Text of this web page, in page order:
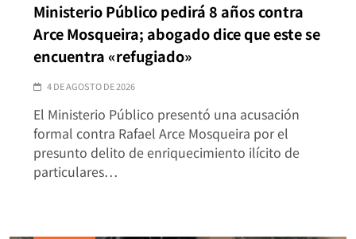
Ministerio Público pedirá 8 años contra
Arce Mosqueira; abogado dice que este se
encuentra «refugiado»
4 DE AGOSTO DE 2026
El Ministerio Público presentó una acusación
formal contra Rafael Arce Mosqueira por el
presunto delito de enriquecimiento ilícito de
particulares…